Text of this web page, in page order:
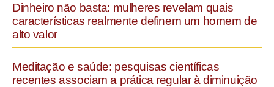
Dinheiro não basta: mulheres revelam quais
características realmente definem um homem de
alto valor
Meditação e saúde: pesquisas científicas
recentes associam a prática regular à diminuição